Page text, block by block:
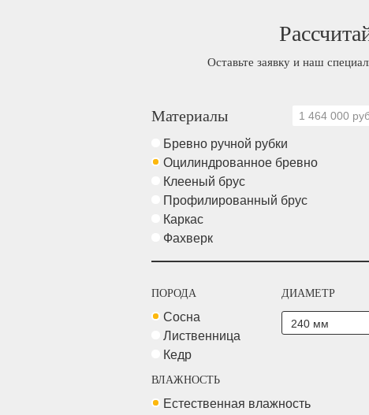
Оставьте заявку и наш
Материалы 1 464 000
Бревно ручной рубки
Оцилиндрованное бревно
Клееный брус
Профилированный брус
Каркас
Фахверк
ПОРОДА
Сосна
Лиственница
Кедр
ДИАМЕТР
ВЛАЖНОСТЬ
Естественная влажность